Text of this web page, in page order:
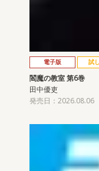
電子版 試
閻魔の教室 第6巻
田中優吏
発売日：2026.08.06